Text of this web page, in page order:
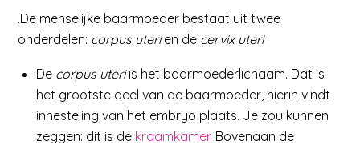
.De menselijke baarmoeder bestaat uit twee
onderdelen: corpus uterien de cervix uteri
De corpus uteriis het baarmoederlichaam. Dat is
het grootste deel van de baarmoeder, hierin vindt
innesteling van het embryo plaats. Je zou kunnen
zeggen: dit is de kraamkamer. Bovenaan de